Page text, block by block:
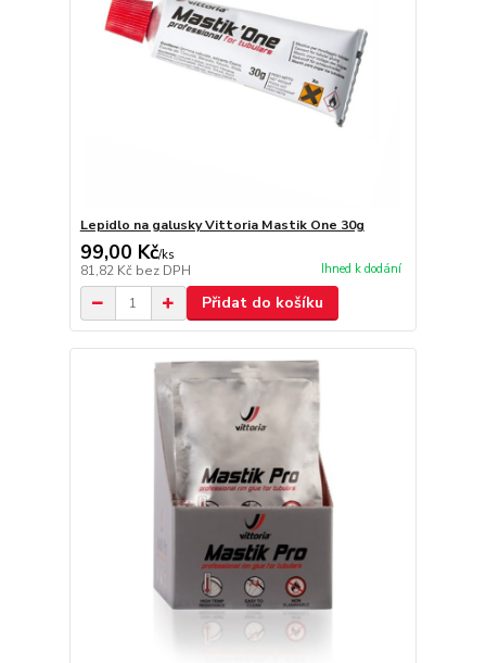
Lepidlo na galusky Vittoria Mastik One 30g
99,00 Kč/ks
81,82 Kč bez DPH Ihned k dodání
Přidat do košíku